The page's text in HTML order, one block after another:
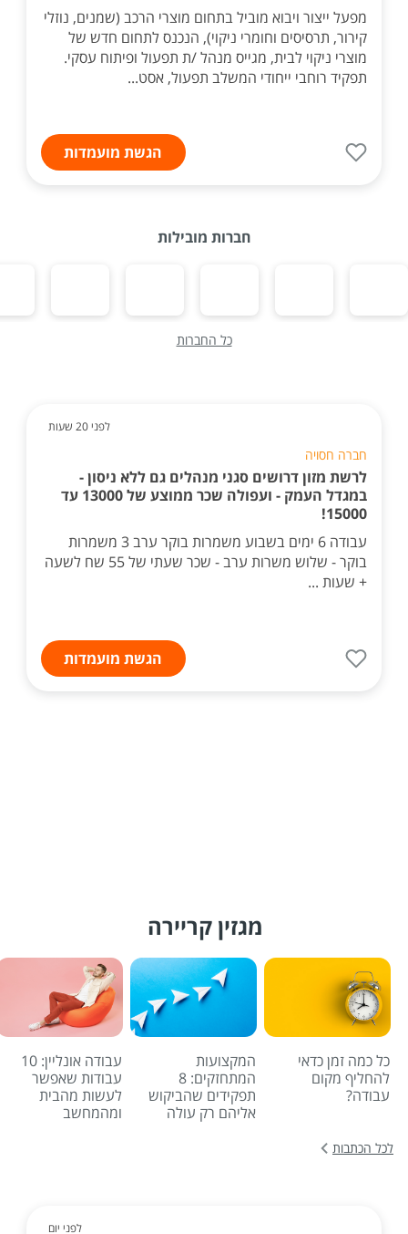
מפעל ייצור ויבוא מוביל בתחום מוצרי הרכב (שמנים, נוזלי
קירור, תרסיסים וחומרי ניקוי), הנכנס לתחום חדש של
מוצרי ניקוי לבית, מגייס מנהל /ת תפעול ופיתוח עסקי.
תפקיד רוחבי ייחודי המשלב תפעול, אסט...
הגשת מועמדות
חברות מובילות
כל החברות
לפני 20 שעות
חברה חסויה
לרשת מזון דרושים סגני מנהלים גם ללא ניסון -
במגדל העמק - ועפולה שכר ממוצע של 13000 עד
15000!
עבודה 6 ימים בשבוע משמרות בוקר ערב 3 משמרות
בוקר - שלוש משרות ערב - שכר שעתי של 55 שח לשעה
+ שעות ...
הגשת מועמדות
מגזין קריירה
כל כמה זמן כדאי
להחליף מקום
עבודה?
המקצועות
המתחזקים: 8
תפקידים שהביקוש
אליהם רק עולה
עבודה אונליין: 10
עבודות שאפשר
לעשות מהבית
ומהמחשב
לכל הכתבות
לפני יום